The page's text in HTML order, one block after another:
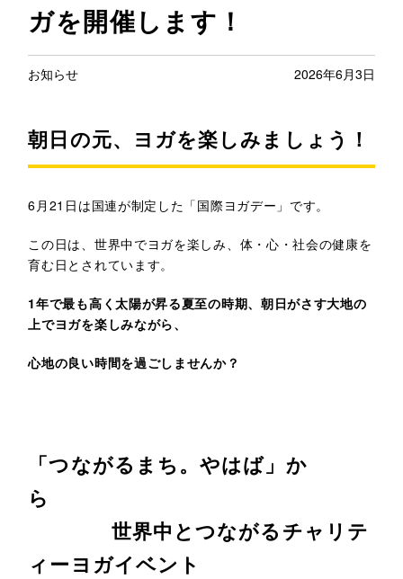
ガを開催します！
お知らせ 2026年6月3日
朝日の元、ヨガを楽しみましょう！
6月21日は国連が制定した「国際ヨガデー」です。
この日は、世界中でヨガを楽しみ、体・心・社会の健康を
育む日とされています。
1年で最も高く太陽が昇る夏至の時期、朝日がさす大地の
上でヨガを楽しみながら、
心地の良い時間を過ごしませんか？
「つながるまち。やはば」か
ら
世界中とつながるチャリテ
ィーヨガイベント